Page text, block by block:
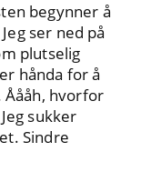
begynner å
ser ned på
plutselig
hånda for å
Åååh, hvorfor
sukker
Sindre